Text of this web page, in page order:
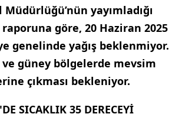
yayımladığı
göre, 20 Haziran 2025
genelinde yağış beklenmiyor.
ve güney bölgelerde mevsim
çıkması bekleniyor.
SICAKLIK 35 DERECEYİ